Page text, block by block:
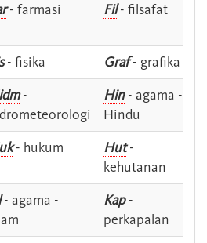
- farmasi Fil- filsafat
- fisika Graf- grafika
-
Hin- agama -
Hindu
- hukum Hut-
kehutanan
- agama -
Kap-
perkapalan